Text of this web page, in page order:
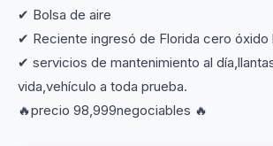
✔ Bolsa de aire
✔ Reciente ingresó de Florida cero óxido
✔ servicios de mantenimiento al
vida,vehículo a toda prueba.
🔥precio 98,999negociables 🔥